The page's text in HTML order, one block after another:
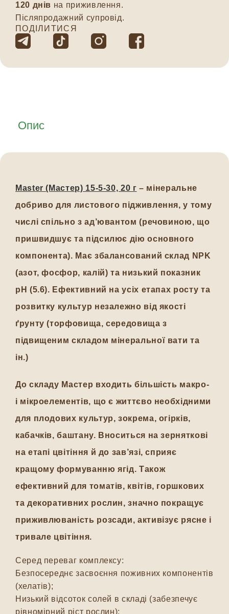
120 днів на приживлення.
Післяпродажний супровід.
ПОДІЛИТИСЯ
Опис
Master (Мастер) 15-5-30, 20 г – мінеральне
добриво для листового підживлення, у тому
числі спільно з ад’ювантом (речовиною, що
пришвидшує та підсилює дію основного
компонента). Має збалансований склад NPK
(азот, фосфор, калій) та низький показник
pH (5.6). Ефективний на усіх етапах росту та
розвитку культур незалежно від якості
ґрунту (торфовища, середовища з
підвищеним складом мінеральної вати та
ін.)
До складу Мастер входить більшість макро-
і мікроелементів, що є життєво необхідними
для плодових культур, зокрема, огірків,
кабачків, баштану. Вноситься на зерняткові
на етапі цвітіння й до зав’язі, сприяє
кращому формуванню ягід. Також
ефективний для томатів, квітів, горшкових
та декоративних рослин, значно покращує
приживлюваність розсади, активізує рясне і
тривале цвітіння.
Серед переваг комплексу:
Безпосереднє засвоєння поживних компонентів
(хелатів);
Низький відсоток солей в складі (забезпечує
рівномірний ріст рослин);